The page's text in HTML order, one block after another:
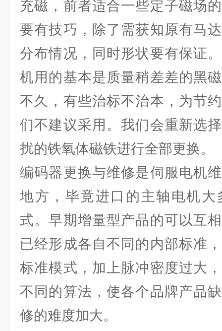
充磁，前者适合一些定子磁场
要有技巧，除了需获知原有马
分布情况，同时形状要有保证
机用的基本是质量稍差差的黑
不久，有些治标不治本，为节
们不建议采用。我们会重新选
扰的铁氧体磁铁进行全部更换。
编码器更换与维修是伺服电机
地方，毕竟进口的主轴电机大
式。早期增量型产品的可以互
已经形成各自不同的内部标准
标准模式，加上脉冲密度过大
不同的算法，使各个品牌产品
修的难度加大。